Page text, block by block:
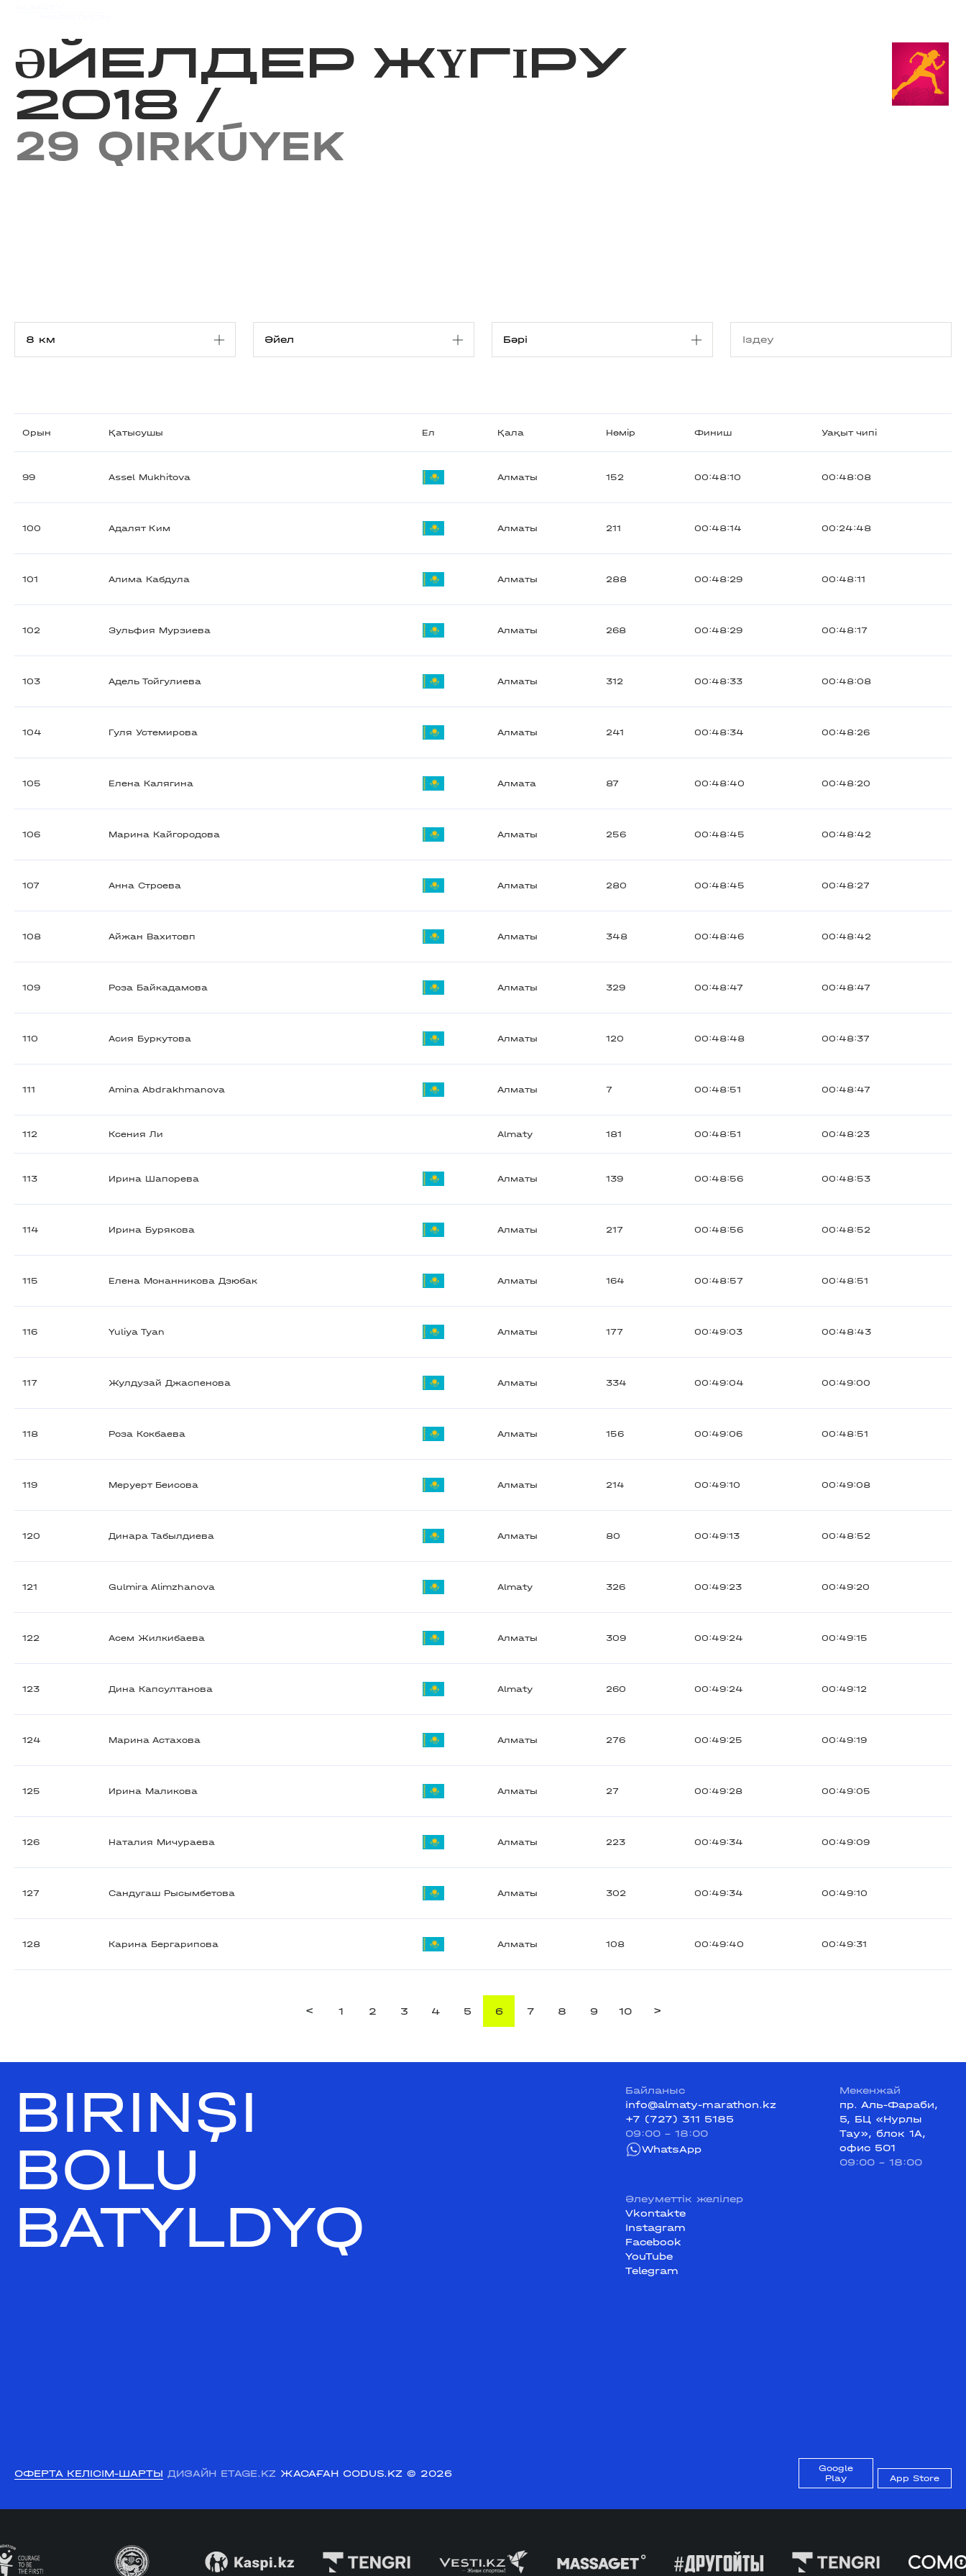
ӘЙЕЛДЕР ЖҮГІРУ
2018 /
29 QIRKÚYEK
Орын Қатысушы Ел Қала Нөмір Финиш Уақыт чипі
99 Assel Mukhitova Алматы 152 00:48:10 00:48:08
100 Адалят Ким Алматы 211 00:48:14 00:24:48
101 Алима Кабдула Алматы 288 00:48:29 00:48:11
102 Зульфия Мурзиева Алматы 268 00:48:29 00:48:17
103 Адель Тойгулиева Алматы 312 00:48:33 00:48:08
104 Гуля Устемирова Алматы 241 00:48:34 00:48:26
105 Елена Калягина Алмата 87 00:48:40 00:48:20
106 Марина Кайгородова Алматы 256 00:48:45 00:48:42
107 Анна Строева Алматы 280 00:48:45 00:48:27
108 Айжан Вахитовп Алматы 348 00:48:46 00:48:42
109 Роза Байкадамова Алматы 329 00:48:47 00:48:47
110 Асия Буркутова Алматы 120 00:48:48 00:48:37
111 Amina Abdrakhmanova Алматы 7 00:48:51 00:48:47
112 Ксения Ли Almaty 181 00:48:51 00:48:23
113 Ирина Шапорева Алматы 139 00:48:56 00:48:53
114 Ирина Бурякова Алматы 217 00:48:56 00:48:52
115 Елена Монанникова Дзюбак Алматы 164 00:48:57 00:48:51
116 Yuliya Tyan Алматы 177 00:49:03 00:48:43
117 Жулдузай Джаспенова Алматы 334 00:49:04 00:49:00
118 Роза Кокбаева Алматы 156 00:49:06 00:48:51
119 Меруерт Беисова Алматы 214 00:49:10 00:49:08
120 Динара Табылдиева Алматы 80 00:49:13 00:48:52
121 Gulmira Alimzhanova Almaty 326 00:49:23 00:49:20
122 Асем Жилкибаева Алматы 309 00:49:24 00:49:15
123 Дина Капсултанова Almaty 260 00:49:24 00:49:12
124 Марина Астахова Алматы 276 00:49:25 00:49:19
125 Ирина Маликова Алматы 27 00:49:28 00:49:05
126 Наталия Мичураева Алматы 223 00:49:34 00:49:09
127 Сандугаш Рысымбетова Алматы 302 00:49:34 00:49:10
128 Карина Бергарипова Алматы 108 00:49:40 00:49:31
< 1 2 3 4 5 6 7 8 9 10 >
BIRINŞI
BOLU
BATYLDYQ
Байланыс
info@almaty-marathon.kz
+7 (727) 311 5185
09:00 - 18:00
WhatsApp
Мекенжай
пр. Аль-Фараби,
5, БЦ «Нурлы
Тау», блок 1А,
офис 501
09:00 - 18:00
Әлеуметтік желілер
Vkontakte
Instagram
Facebook
YouTube
Telegram
ОФЕРТА КЕЛІСІМ-ШАРТЫ ДИЗАЙН ETAGE.KZ ЖАСАҒАН CODUS.KZ © 2026
Google
Play
App Store